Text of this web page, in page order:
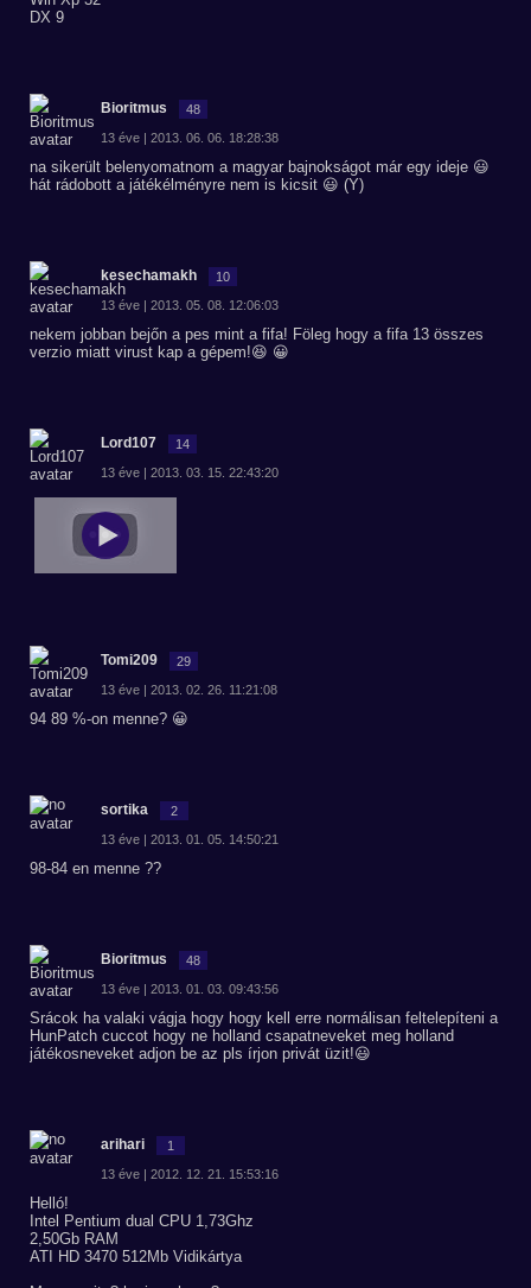
DX 9
Bioritmus 48
13 éve | 2013. 06. 06. 18:28:38
na sikerült belenyomatnom a magyar bajnokságot már egy ideje 😃
hát rádobott a játékélményre nem is kicsit 😃 (Y)
kesechamakh 10
13 éve | 2013. 05. 08. 12:06:03
nekem jobban bejőn a pes mint a fifa! Föleg hogy a fifa 13 összes
verzio miatt virust kap a gépem!😆 😀
Lord107 14
13 éve | 2013. 03. 15. 22:43:20
Tomi209 29
13 éve | 2013. 02. 26. 11:21:08
94 89 %-on menne? 😀
sortika 2
13 éve | 2013. 01. 05. 14:50:21
98-84 en menne ??
Bioritmus 48
13 éve | 2013. 01. 03. 09:43:56
Srácok ha valaki vágja hogy hogy kell erre normálisan feltelepíteni a
HunPatch cuccot hogy ne holland csapatneveket meg holland
játékosneveket adjon be az pls írjon privát üzit!😃
arihari 1
13 éve | 2012. 12. 21. 15:53:16
Helló!
Intel Pentium dual CPU 1,73Ghz
2,50Gb RAM
ATI HD 3470 512Mb Vidikártya